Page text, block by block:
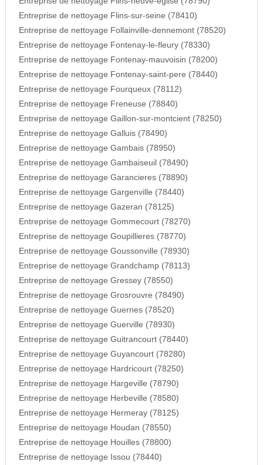
Entreprise de nettoyage Flins-sur-seine (78410)
Entreprise de nettoyage Follainville-dennemont (78520)
Entreprise de nettoyage Fontenay-le-fleury (78330)
Entreprise de nettoyage Fontenay-mauvoisin (78200)
Entreprise de nettoyage Fontenay-saint-pere (78440)
Entreprise de nettoyage Fourqueux (78112)
Entreprise de nettoyage Freneuse (78840)
Entreprise de nettoyage Gaillon-sur-montcient (78250)
Entreprise de nettoyage Galluis (78490)
Entreprise de nettoyage Gambais (78950)
Entreprise de nettoyage Gambaiseuil (78490)
Entreprise de nettoyage Garancieres (78890)
Entreprise de nettoyage Gargenville (78440)
Entreprise de nettoyage Gazeran (78125)
Entreprise de nettoyage Gommecourt (78270)
Entreprise de nettoyage Goupillieres (78770)
Entreprise de nettoyage Goussonville (78930)
Entreprise de nettoyage Grandchamp (78113)
Entreprise de nettoyage Gressey (78550)
Entreprise de nettoyage Grosrouvre (78490)
Entreprise de nettoyage Guernes (78520)
Entreprise de nettoyage Guerville (78930)
Entreprise de nettoyage Guitrancourt (78440)
Entreprise de nettoyage Guyancourt (78280)
Entreprise de nettoyage Hardricourt (78250)
Entreprise de nettoyage Hargeville (78790)
Entreprise de nettoyage Herbeville (78580)
Entreprise de nettoyage Hermeray (78125)
Entreprise de nettoyage Houdan (78550)
Entreprise de nettoyage Houilles (78800)
Entreprise de nettoyage Issou (78440)